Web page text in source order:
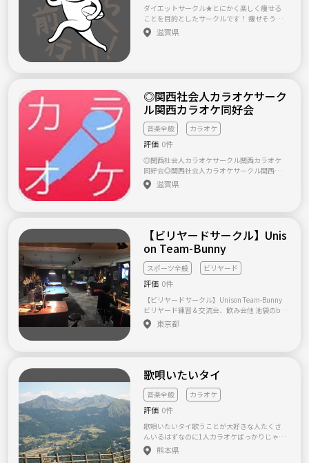
んびり楽しみたいです。 ●メンバー構成 20代
中心で活動しています。 有名な大学の学生が
集まってきてます！ 社会人も少数ですが参加
してくれています。 自分語りばっかりして周
いヽ( ・∀・)ﾉ
ダイエットサークル★とにかく楽しく痩せる
ことを目的としたサークルです！ 痩せそうな
ものなら、バドミントン、卓球、お散歩
（笑）、カラオケ、何でもやります。 会費は
一緒なら長時間歩いたり運動したり出来るか
も、という方はぜひぜひご参加ください！ 卓
球もバドミントンも初心者歓迎です！ カラオ
ケも意外とカロリー消費しますのでカラオケ
の時もあります！ こんなことやりたい！って
いうご希望もじゃんじゃんお願いいたしま
滋賀県
◎関西社会人カラオケサーク
ル関西カラオケ同好会
音楽全般 カラオケ
評価 0件
◎関西社会人カラオケサークル関西カラオケ
同好会◎関西社会人カラオケサークル関西カ
ラオケ同好会では、カラオケが好きな方、音
楽を通して新しい友達が欲しい方が楽しく交
あいにわいわい楽しいアットホームな非営利
団体の関西社会人カラオケサークルです。 ◎
活動内容について!! ◎当サークルでは、関西社
会人のカラオケサークルです。 ◎当サークル
は、非営利団体の関西社会人のカラオケサー
クルなので、営利を目的とした事業活動では
なく、ボランティア活動として活動していま
す。 ◎主な活動エリアは、関西（滋賀・京
都・大阪近郊）エリアを中心にカラオケオフ
会等を活動をしています。 ◎mixiを始め、Twi
ー募集中!! ◎関西（滋賀・京都・大阪近郊）エ
リアに住んでる方!! ◎カラオケが好きな方!! ◎
カラオケを通して新しい友達が欲しい方!! ◎未
婚・既婚・老若男女関係なく、歌の上手いと
か、下手とか、関係なくみんなでわいわい楽
なし、オフ会・イベント参加実費のみでOK!!
※詳しくは、運営事務局ホームページをみて
ね。
滋賀県
【ビリヤードサークル】Unis
on Team-Bunny
スポーツ全般 ビリヤード
評価 0件
【ビリヤードサークル】Unison Team-Bunny
ビリヤード練習＆交流会、飲み会他 池袋のbill
iards & darts BAR Unisonで平日夜や、土日祝
の日中にまったりとお酒を飲みながらやガッ
方でも丁寧にお教えできますので、気軽にお
声をかけてくださいな。 また、土曜の夜は池
袋など都心のビリヤードサークル同士で交流
会やってます♪ もちろんハンデもありますの
で初心者、女性にも優しい形です(^^)v 【サー
クル設立の想い】 ビリヤードは一人練習をや
っていても指標や目標がわかりにくく、また
なかなか同じ趣味をお持ちでも交流が少ない
ことが多く、出来るだけレベル差関係のない
東京都
歌唄いたいタイ
音楽全般 カラオケ
評価 0件
歌唄いたいタイ歌うことが大好きな人たくさ
んいるはずなのに1人カラオケばっかりじゃ勿
体無いと思いませんか？ だったら一緒に歌い
ましょう。 気軽に連絡お待ちしてます。
熊本県